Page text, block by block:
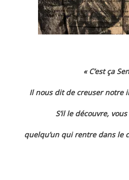
« C’est ça
Il nous dit de creuser notre
S’il le découvre,
quelqu’un qui rentre dans le